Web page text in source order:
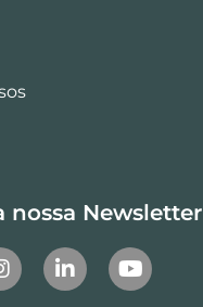
nossa Newsletter